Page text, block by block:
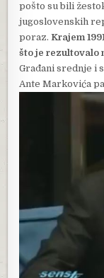
pošto su bili
jugoslovenskih
poraz. Krajem
što je rezultovalo
Građani srednje i
Ante Markovića